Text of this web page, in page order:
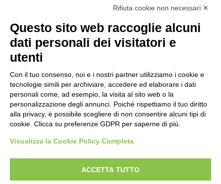
Rifiuta cookie non necessari ✕
Questo sito web raccoglie alcuni
dati personali dei visitatori e
utenti
Con il tuo consenso, noi e i nostri partner utilizziamo i cookie e
tecnologie simili per archiviare, accedere ed elaborare i dati
personali come, ad esempio, la visita al sito web o la
personalizzazione degli annunci. Poiché rispettiamo il tuo diritto
alla privacy, è possibile scegliere di non consentire alcuni tipi di
cookie. Clicca su preferenze GDPR per saperne di più.
Visualizza la Cookie Policy Completa
ACCETTA TUTTO